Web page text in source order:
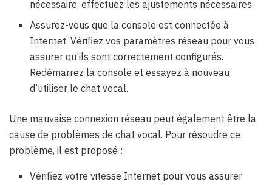
nécessaire, effectuez les ajustements nécessaires.
Assurez-vous que la console est connectée à
Internet. Vérifiez vos paramètres réseau pour vous
assurer qu’ils sont correctement configurés.
Redémarrez la console et essayez à nouveau
d’utiliser le chat vocal.
Une mauvaise connexion réseau peut également être la
cause de problèmes de chat vocal. Pour résoudre ce
problème, il est proposé :
Vérifiez votre vitesse Internet pour vous assurer